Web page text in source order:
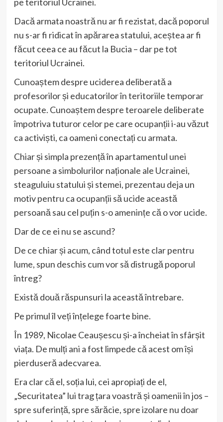
Dacă armata noastră nu ar fi rezistat, dacă poporul
nu s-ar fi ridicat în apărarea statului, aceștea ar fi
făcut ceea ce au făcut la Bucia – dar pe tot
teritoriul Ucrainei.
Cunoaștem despre uciderea deliberată a
profesorilor și educatorilor în teritoriile temporar
ocupate. Cunoaștem despre teroarele deliberate
împotriva tuturor celor pe care ocupanții i-au văzut
ca activiști, ca oameni conectați cu armata.
Chiar și simpla prezență în apartamentul unei
persoane a simbolurilor naționale ale Ucrainei,
steaguluiu statului și stemei, prezentau deja un
motiv pentru ca ocupanții să ucide această
persoană sau cel puțin s-o amenințe că o vor ucide.
Dar de ce ei nu se ascund?
De ce chiar și acum, când totul este clar pentru
lume, spun deschis cum vor să distrugă poporul
întreg?
Există două răspunsuri la această întrebare.
Pe primul îl veți înțelege foarte bine.
În 1989, Nicolae Ceaușescu și-a încheiat în sfârșit
viața. De mulți ani a fost limpede că acest om își
pierduseră adecvarea.
Era clar că el, soția lui, cei apropiați de el,
„Securitatea” lui trag țara voastră și oamenii în jos –
spre suferință, spre sărăcie, spre izolare nu doar